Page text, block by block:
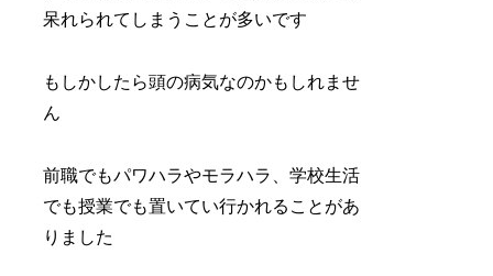
呆れられてしまうことが多いです
もしかしたら頭の病気なのかもしれませ
ん
前職でもパワハラやモラハラ、学校生活
でも授業でも置いてい行かれることがあ
りました